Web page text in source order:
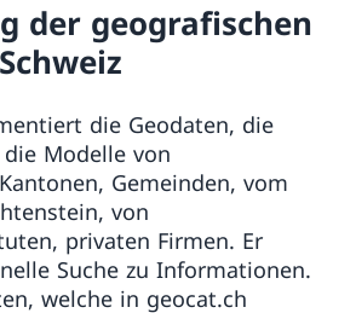
der geografischen
die Geodaten, die
Modelle von
Gemeinden, vom
von
privaten Firmen. Er
Suche zu Informationen.
welche in geocat.ch